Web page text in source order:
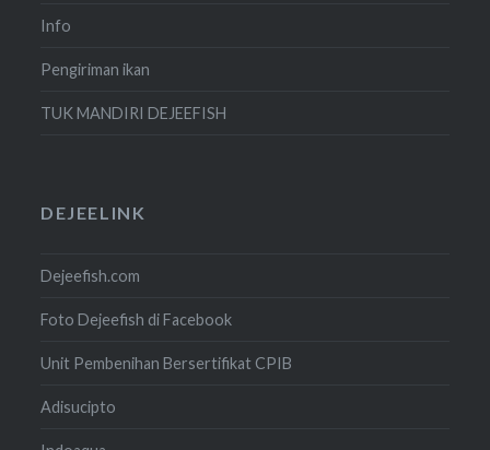
Info
Pengiriman ikan
TUK MANDIRI DEJEEFISH
DEJEELINK
Dejeefish.com
Foto Dejeefish di Facebook
Unit Pembenihan Bersertifikat CPIB
Adisucipto